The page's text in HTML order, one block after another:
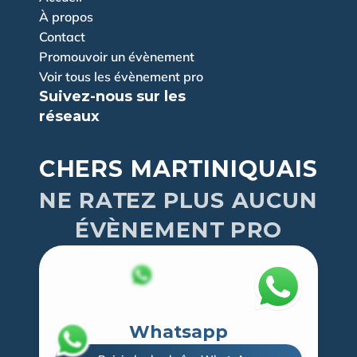
À propos
Contact
Promouvoir un évènement
Voir tous les évènement pro
Suivez-nous sur les
réseaux
CHERS MARTINIQUAIS
NE RATEZ PLUS AUCUN
ÉVÈNEMENT PRO
Whatsapp